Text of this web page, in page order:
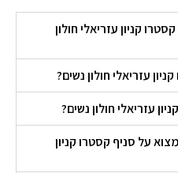
קניון עזריאלי חולון
עזריאלי חולון נשים?
עזריאלי חולון נשים?
על סניף קסטרו קניון